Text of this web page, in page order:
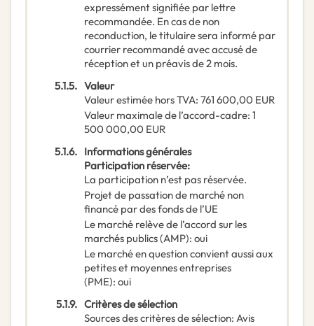
expressément signifiée par lettre
recommandée. En cas de non
reconduction, le titulaire sera informé par
courrier recommandé avec accusé de
réception et un préavis de 2 mois.
5.1.5. Valeur
Valeur estimée hors TVA: 761 600,00 EUR
Valeur maximale de l’accord-cadre: 1
500 000,00 EUR
5.1.6. Informations générales
Participation réservée:
La participation n’est pas réservée.
Projet de passation de marché non
financé par des fonds de l’UE
Le marché relève de l’accord sur les
marchés publics (AMP): oui
Le marché en question convient aussi aux
petites et moyennes entreprises
(PME): oui
5.1.9. Critères de sélection
Sources des critères de sélection: Avis